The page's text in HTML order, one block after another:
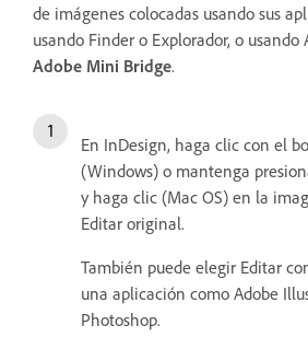
de imágenes colocadas usando sus
usando Finder o Explorador, o usando
Adobe Mini Bridge.
En InDesign, haga clic con el
(Windows) o mantenga
y haga clic (Mac OS) en la
Editar original.
También puede elegir Editar
una aplicación como Adobe
Photoshop.